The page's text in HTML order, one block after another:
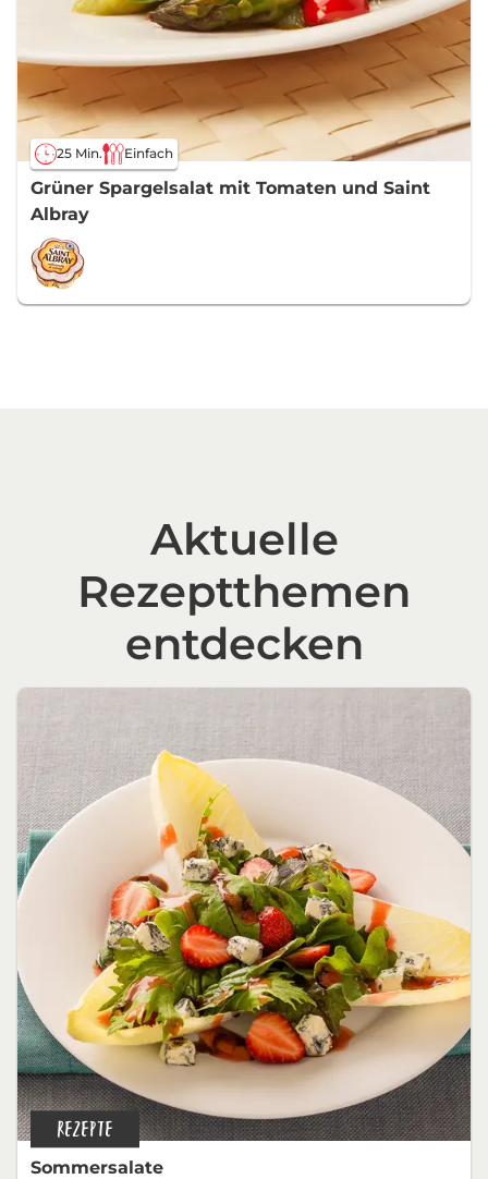
25 Min. Einfach
Grüner Spargelsalat mit Tomaten und Saint
Albray
Aktuelle
Rezeptthemen
entdecken
REZEPTE
Sommersalate